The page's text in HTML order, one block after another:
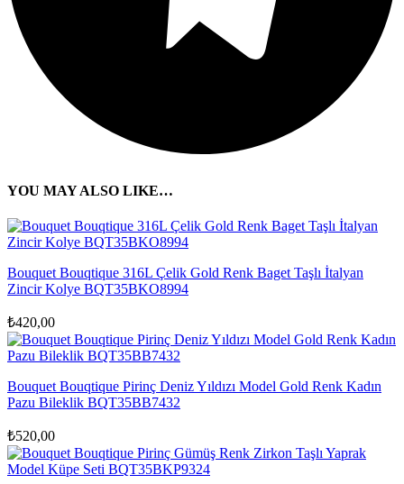
YOU MAY ALSO LIKE…
Bouquet Bouqtique 316L Çelik Gold Renk Baget Taşlı İtalyan
Zincir Kolye BQT35BKO8994
₺420,00
Bouquet Bouqtique Pirinç Deniz Yıldızı Model Gold Renk Kadın
Pazu Bileklik BQT35BB7432
₺520,00